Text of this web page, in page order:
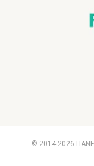
© 2014-2026